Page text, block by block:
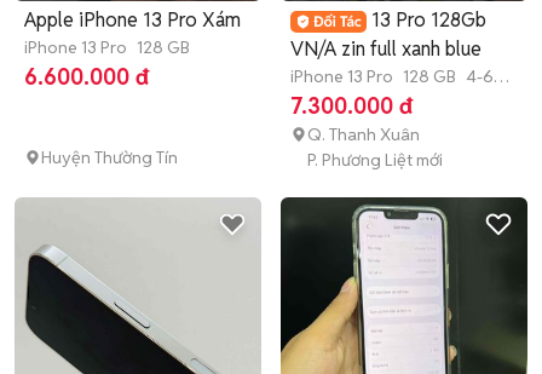
Apple iPhone 13 Pro Xám
iPhone 13 Pro 128 GB
6.600.000 đ
Huyện Thường Tín
13 Pro 128Gb
VN/A zin full xanh blue
iPhone 13 Pro 128 GB 4-6
tháng
7.300.000 đ
Q. Thanh Xuân
P. Phương Liệt mới